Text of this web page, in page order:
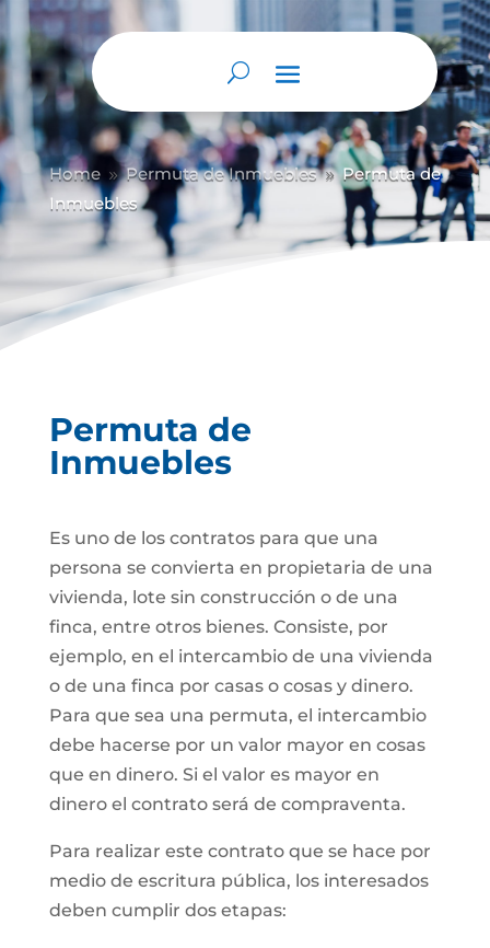
Abrir barra de herramientas
Home 9 Permuta de Inmuebles 9 Permuta de
Inmuebles
Permuta de
Inmuebles
Es uno de los contratos para que una
persona se convierta en propietaria de una
vivienda, lote sin construcción o de una
finca, entre otros bienes. Consiste, por
ejemplo, en el intercambio de una vivienda
o de una finca por casas o cosas y dinero.
Para que sea una permuta, el intercambio
debe hacerse por un valor mayor en cosas
que en dinero. Si el valor es mayor en
dinero el contrato será de compraventa.
Para realizar este contrato que se hace por
medio de escritura pública, los interesados
deben cumplir dos etapas: